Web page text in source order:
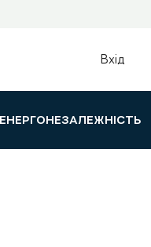
Вхід
ЕНЕРГОНЕЗАЛЕЖНІСТЬ